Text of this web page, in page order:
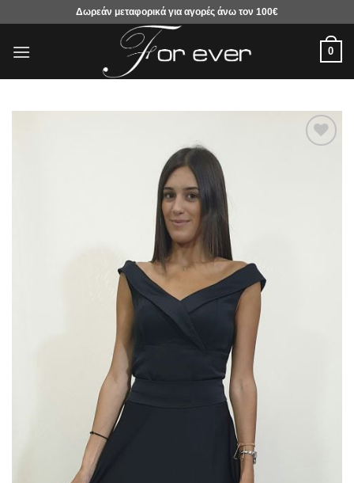
περιεχόμενο
Δωρεάν μεταφορικά για αγορές άνω τον 100€
0